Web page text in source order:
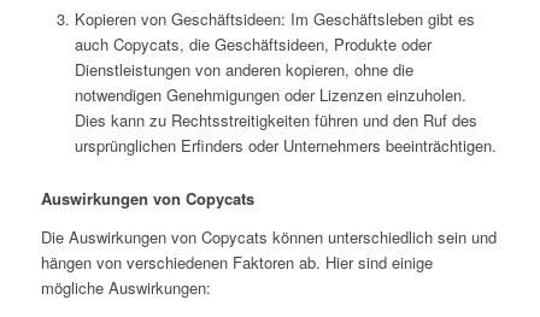
Kopieren von Geschäftsideen: Im Geschäftsleben gibt es
auch Copycats, die Geschäftsideen, Produkte oder
Dienstleistungen von anderen kopieren, ohne die
notwendigen Genehmigungen oder Lizenzen einzuholen.
Dies kann zu Rechtsstreitigkeiten führen und den Ruf des
ursprünglichen Erfinders oder Unternehmers beeinträchtigen.
Auswirkungen von Copycats
Die Auswirkungen von Copycats können unterschiedlich sein und
hängen von verschiedenen Faktoren ab. Hier sind einige
mögliche Auswirkungen: